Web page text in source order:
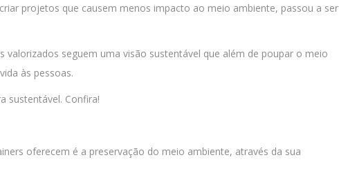
projetos que causem menos impacto ao meio ambiente, passou a ser
seguem uma visão sustentável que além de poupar o meio
às pessoas.
sustentável. Confira!
oferecem é a preservação do meio ambiente, através da sua